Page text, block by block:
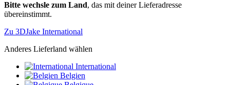
Bitte wechsle zum Land, das mit deiner Lieferadresse
übereinstimmt.
Zu 3DJake International
Anderes Lieferland wählen
International
Belgien